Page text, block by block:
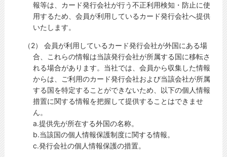
報等は、カード発行会社が行う不正利用検知・防止に使
用するため、会員が利用しているカード発行会社へ提供
いたします。
（2） 会員が利用しているカード発行会社が外国にある場
合、これらの情報は当該発行会社が所属する国に移転さ
れる場合があります。当社では、会員から収集した情報
からは、ご利用のカード発行会社および当該会社が所属
する国を特定することができないため、以下の個人情報
措置に関する情報を把握して提供することはできませ
ん。
a.提供先が所在する外国の名称。
b.当該国の個人情報保護制度に関する情報。
c.発行会社の個人情報保護の措置。